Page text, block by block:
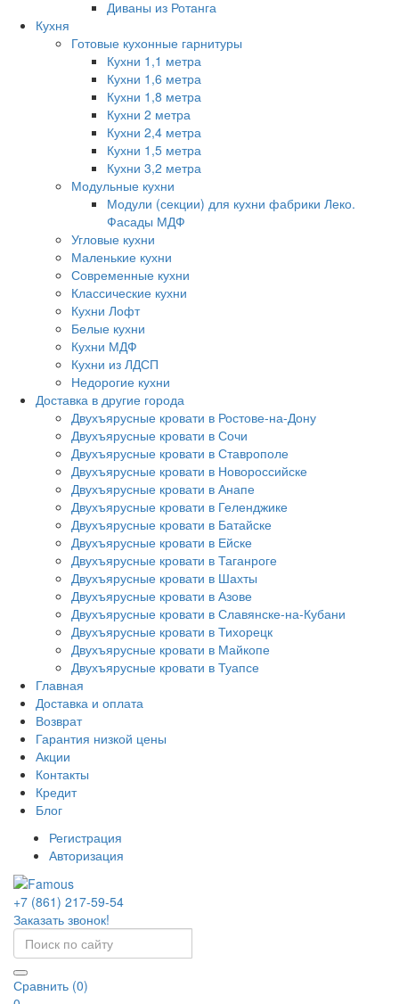
Диваны из Ротанга
Кухня
Готовые кухонные гарнитуры
Кухни 1,1 метра
Кухни 1,6 метра
Кухни 1,8 метра
Кухни 2 метра
Кухни 2,4 метра
Кухни 1,5 метра
Кухни 3,2 метра
Модульные кухни
Модули (секции) для кухни фабрики Леко.
Фасады МДФ
Угловые кухни
Маленькие кухни
Современные кухни
Классические кухни
Кухни Лофт
Белые кухни
Кухни МДФ
Кухни из ЛДСП
Недорогие кухни
Доставка в другие города
Двухъярусные кровати в Ростове-на-Дону
Двухъярусные кровати в Сочи
Двухъярусные кровати в Ставрополе
Двухъярусные кровати в Новороссийске
Двухъярусные кровати в Анапе
Двухъярусные кровати в Геленджике
Двухъярусные кровати в Батайске
Двухъярусные кровати в Ейске
Двухъярусные кровати в Таганроге
Двухъярусные кровати в Шахты
Двухъярусные кровати в Азове
Двухъярусные кровати в Славянске-на-Кубани
Двухъярусные кровати в Тихорецк
Двухъярусные кровати в Майкопе
Двухъярусные кровати в Туапсе
Главная
Доставка и оплата
Возврат
Гарантия низкой цены
Акции
Контакты
Кредит
Блог
Регистрация
Авторизация
+7 (861) 217-59-54
Заказать звонок!
Сравнить (0)